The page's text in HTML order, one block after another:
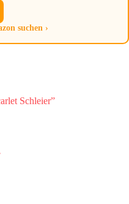
suchen ›
Schleier”